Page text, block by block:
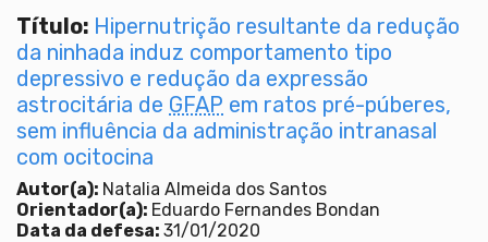
Título: Hipernutrição resultante da redução
da ninhada induz comportamento tipo
depressivo e redução da expressão
astrocitária de GFAP em ratos pré-púberes,
sem influência da administração intranasal
com ocitocina
Autor(a): Natalia Almeida dos Santos
Orientador(a): Eduardo Fernandes Bondan
Data da defesa: 31/01/2020